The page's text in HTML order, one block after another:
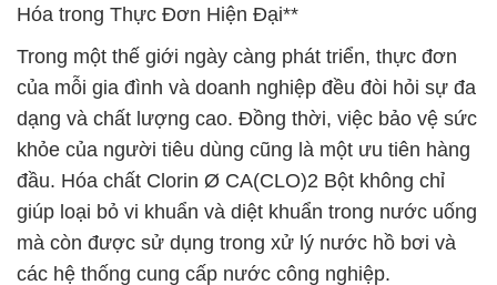
Hóa trong Thực Đơn Hiện Đại**
Trong một thế giới ngày càng phát triển, thực đơn
của mỗi gia đình và doanh nghiệp đều đòi hỏi sự đa
dạng và chất lượng cao. Đồng thời, việc bảo vệ sức
khỏe của người tiêu dùng cũng là một ưu tiên hàng
đầu. Hóa chất Clorin Ø CA(CLO)2 Bột không chỉ
giúp loại bỏ vi khuẩn và diệt khuẩn trong nước uống
mà còn được sử dụng trong xử lý nước hồ bơi và
các hệ thống cung cấp nước công nghiệp.